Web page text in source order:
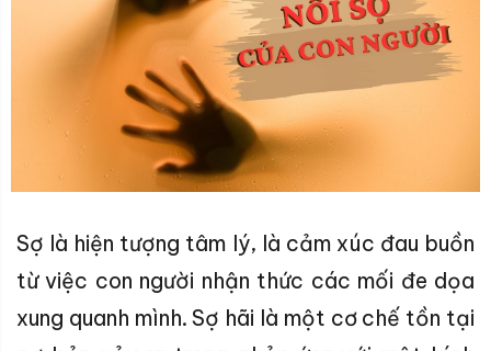
Sợ là hiện tượng tâm lý, là cảm xúc đau buồn
từ việc con người nhận thức các mối đe dọa
xung quanh mình. Sợ hãi là một cơ chế tồn tại